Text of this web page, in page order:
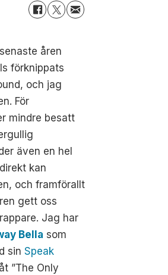
åren
förknippats
och jag
För
mindre besatt
även en hel
kan
och framförallt
gett oss
Jag har
Bella som
sinSpeak
”The Only